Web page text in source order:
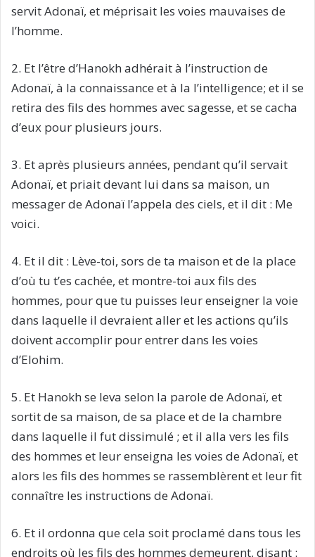
servit Adonaï, et méprisait les voies mauvaises de
l’homme.
2. Et l’être d’Hanokh adhérait à l’instruction de
Adonaï, à la connaissance et à la l’intelligence; et il se
retira des fils des hommes avec sagesse, et se cacha
d’eux pour plusieurs jours.
3. Et après plusieurs années, pendant qu’il servait
Adonaï, et priait devant lui dans sa maison, un
messager de Adonaï l’appela des ciels, et il dit : Me
voici.
4. Et il dit : Lève-toi, sors de ta maison et de la place
d’où tu t’es cachée, et montre-toi aux fils des
hommes, pour que tu puisses leur enseigner la voie
dans laquelle il devraient aller et les actions qu’ils
doivent accomplir pour entrer dans les voies
d’Elohim.
5. Et Hanokh se leva selon la parole de Adonaï, et
sortit de sa maison, de sa place et de la chambre
dans laquelle il fut dissimulé ; et il alla vers les fils
des hommes et leur enseigna les voies de Adonaï, et
alors les fils des hommes se rassemblèrent et leur fit
connaître les instructions de Adonaï.
6. Et il ordonna que cela soit proclamé dans tous les
endroits où les fils des hommes demeurent, disant :